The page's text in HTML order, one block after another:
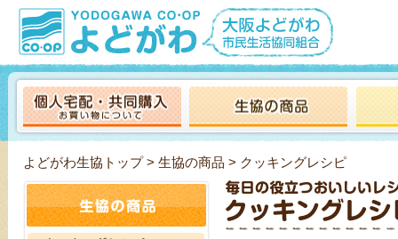
よどがわ生協トップ> 生協の商品 > クッキングレシピ